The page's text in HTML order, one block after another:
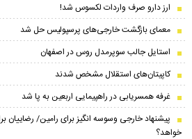
ارز دارو صرف واردات لکسوس شد!
معمای بازگشت خارجی‌های پرسپولیس حل شد
استایل جالب سوپرمدل روس در اصفهان
کاپیتان‌های استقلال مشخص شدند
غرفه همسریابی در راهپیمایی اربعین به پا شد
پیشنهاد خارجی وسوسه انگیز برای رامین/ رضاییان
خواهد؟